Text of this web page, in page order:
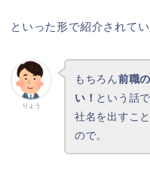
といった形で紹介されてい
りょう
もちろん前職
い！ という話
社名を出すこ
ので。